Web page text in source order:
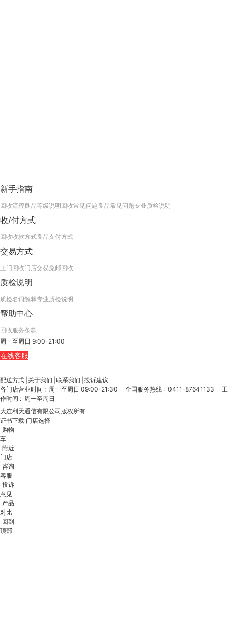
新手指南
回收流程 良品等级说明回收常见问题 良品常见问题专业质检说明
收/付方式
回收收款方式良品支付方式
交易方式
上门回收门店交易免邮回收
质检说明
质检名词解释专业质检说明
帮助中心
回收服务条款
周一至周日 9:00-21:00
在线客服
配送方式 关于我们 联系我们 投诉建议
各门店营业时间 : 周一至周日 09:00-21:30 全国服务热线 : 0411-87641133
工
作时间 : 周一至周日
大连利天通信有限公司版权所有
证书下载 门店选择
购物
车
附近
门店
咨询
客服
投诉
意见
产品
对比
回到
顶部